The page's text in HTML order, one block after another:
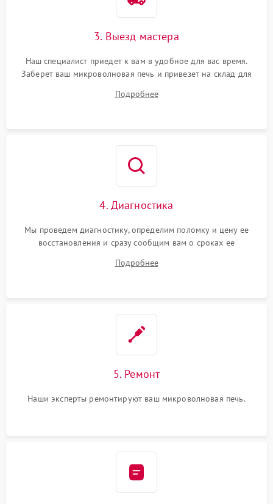
3. Выезд мастера
Наш специалист приедет к вам в удобное для вас время.
Заберет ваш микроволновая печь и привезет на склад для
Подробнее
4. Диагностика
Мы проведем диагностику, определим поломку и цену ее
восстановления и сразу сообщим вам о сроках ее
Подробнее
5. Ремонт
Наши эксперты ремонтируют ваш микроволновая печь.